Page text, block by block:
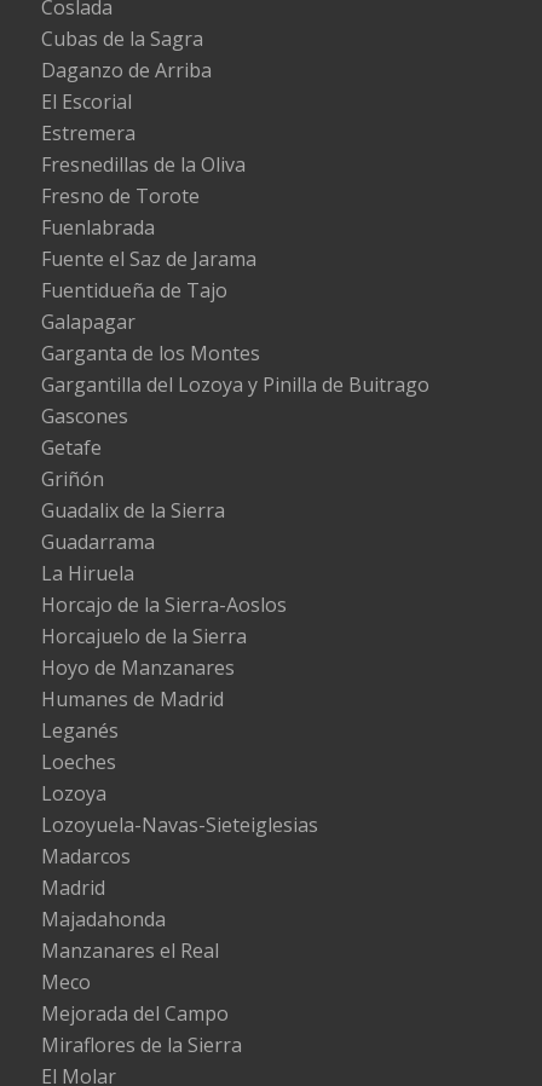
Coslada
Cubas de la Sagra
Daganzo de Arriba
El Escorial
Estremera
Fresnedillas de la Oliva
Fresno de Torote
Fuenlabrada
Fuente el Saz de Jarama
Fuentidueña de Tajo
Galapagar
Garganta de los Montes
Gargantilla del Lozoya y Pinilla de Buitrago
Gascones
Getafe
Griñón
Guadalix de la Sierra
Guadarrama
La Hiruela
Horcajo de la Sierra-Aoslos
Horcajuelo de la Sierra
Hoyo de Manzanares
Humanes de Madrid
Leganés
Loeches
Lozoya
Lozoyuela-Navas-Sieteiglesias
Madarcos
Madrid
Majadahonda
Manzanares el Real
Meco
Mejorada del Campo
Miraflores de la Sierra
El Molar